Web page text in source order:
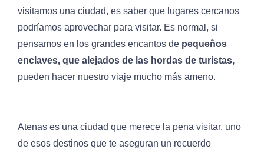
visitamos una ciudad, es saber que lugares cercanos
podríamos aprovechar para visitar. Es normal, si
pensamos en los grandes encantos de pequeños
enclaves, que alejados de las hordas de turistas,
pueden hacer nuestro viaje mucho más ameno.
Atenas es una ciudad que merece la pena visitar, uno
de esos destinos que te aseguran un recuerdo